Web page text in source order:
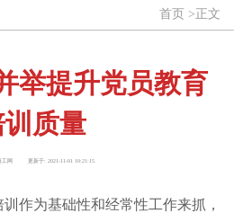
首页 > 正文
举提升党员教育
质量
工网 更新于: 2021-11-01 10:21:15
作为基础性和经常性工作来抓，